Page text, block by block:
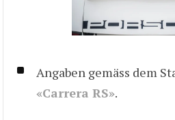
Angaben gemäss dem
«Carrera RS».